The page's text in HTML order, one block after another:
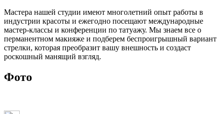
Мастера нашей студии имеют многолетний опыт работы в
индустрии красоты и ежегодно посещают международные
мастер-классы и конференции по татуажу. Мы знаем все о
перманентном макияже и подберем беспроигрышный вариант
стрелки, которая преобразит вашу внешность и создаст
роскошный манящий взгляд.
Фото